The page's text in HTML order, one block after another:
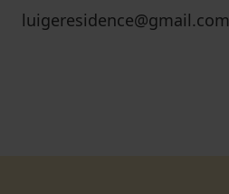
luigeresidence@gmail.com